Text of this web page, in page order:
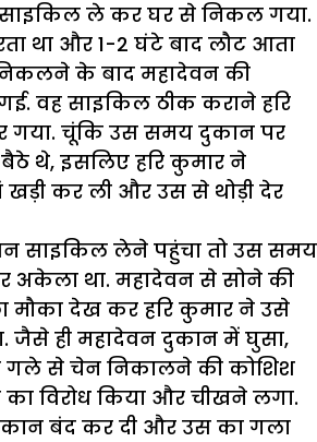
ले कर घर से निकल गया.
था और 1-2 घंटे बाद लौट आता
के बाद महादेवन की
वह साइकिल ठीक कराने हरि
गया. चूंकि उस समय दुकान पर
थे, इसलिए हरि कुमार ने
कर ली और उस से थोड़ी देर
साइकिल लेने पहुंचा तो उस समय
अकेला था. महादेवन से सोने की
मौका देख कर हरि कुमार ने उसे
जैसे ही महादेवन दुकान में घुसा,
गले से चेन निकालने की कोशिश
विरोध किया और चीखने लगा.
बंद कर दी और उस का गला